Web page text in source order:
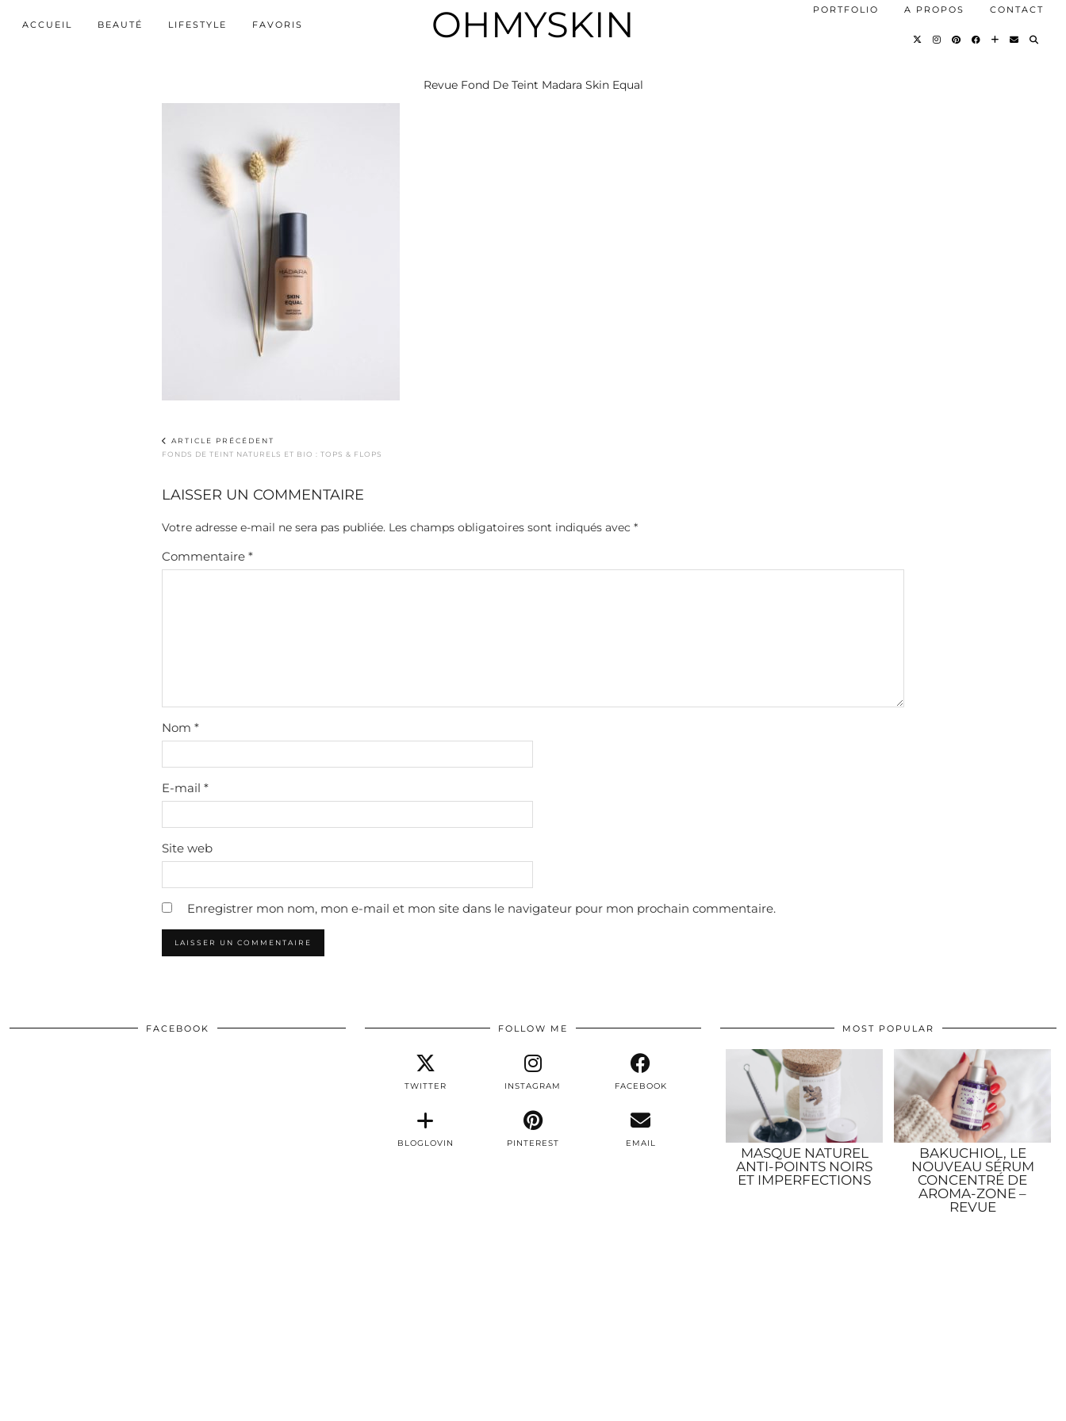
ACCUEIL BEAUTÉ LIFESTYLE FAVORIS OHMYSKIN PORTFOLIO A PROPOS CONTACT
Revue Fond De Teint Madara Skin Equal
ARTICLE PRÉCÉDENT
FONDS DE TEINT NATURELS ET BIO : TOPS & FLOPS
LAISSER UN COMMENTAIRE
Votre adresse e-mail ne sera pas publiée. Les champs obligatoires sont indiqués avec *
Commentaire *
Nom *
E-mail *
Site web
Enregistrer mon nom, mon e-mail et mon site dans le navigateur pour mon prochain commentaire.
FACEBOOK FOLLOW ME
TWITTER INSTAGRAM FACEBOOK
BLOGLOVIN PINTEREST EMAIL
MOST POPULAR
MASQUE NATUREL
ANTI-POINTS NOIRS
ET IMPERFECTIONS
BAKUCHIOL, LE
NOUVEAU SÉRUM
CONCENTRÉ DE
AROMA-ZONE –
REVUE